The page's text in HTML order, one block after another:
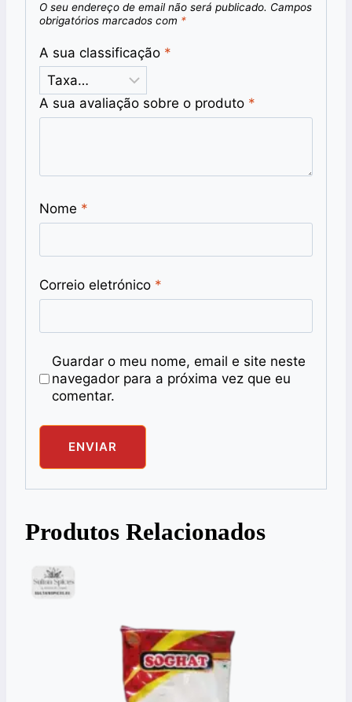
O seu endereço de email não será publicado. Campos
obrigatórios marcados com *
A sua classificação *
A sua avaliação sobre o produto *
Nome *
Correio eletrónico *
Guardar o meu nome, email e site neste
navegador para a próxima vez que eu
comentar.
Produtos Relacionados